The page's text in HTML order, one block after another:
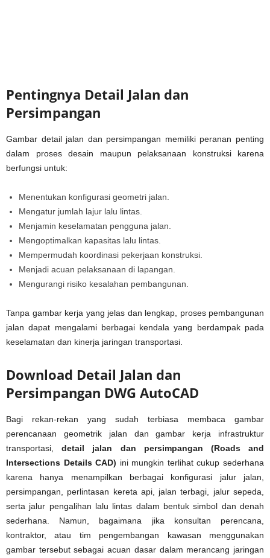
Pentingnya Detail Jalan dan
Persimpangan
Gambar detail jalan dan persimpangan memiliki peranan penting
dalam proses desain maupun pelaksanaan konstruksi karena
berfungsi untuk:
Menentukan konfigurasi geometri jalan.
Mengatur jumlah lajur lalu lintas.
Menjamin keselamatan pengguna jalan.
Mengoptimalkan kapasitas lalu lintas.
Mempermudah koordinasi pekerjaan konstruksi.
Menjadi acuan pelaksanaan di lapangan.
Mengurangi risiko kesalahan pembangunan.
Tanpa gambar kerja yang jelas dan lengkap, proses pembangunan
jalan dapat mengalami berbagai kendala yang berdampak pada
keselamatan dan kinerja jaringan transportasi.
Download Detail Jalan dan
Persimpangan DWG AutoCAD
Bagi rekan-rekan yang sudah terbiasa membaca gambar
perencanaan geometrik jalan dan gambar kerja infrastruktur
transportasi,detail jalan dan persimpangan (Roads and
Intersections Details CAD) ini mungkin terlihat cukup sederhana
karena hanya menampilkan berbagai konfigurasi jalur jalan,
persimpangan, perlintasan kereta api, jalan terbagi, jalur sepeda,
serta jalur pengalihan lalu lintas dalam bentuk simbol dan denah
sederhana. Namun, bagaimana jika konsultan perencana,
kontraktor, atau tim pengembangan kawasan menggunakan
gambar tersebut sebagai acuan dasar dalam merancang jaringan